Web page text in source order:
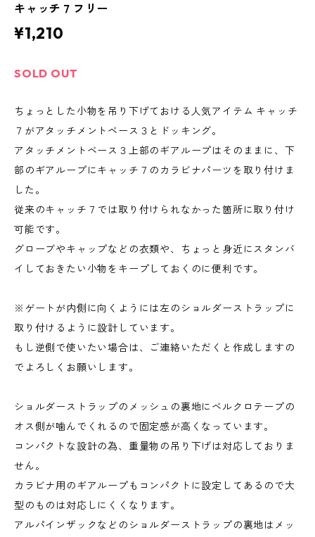
キャッチ７フリー
¥1,210
SOLD OUT
ちょっとした小物を吊り下げておける人気アイテム キャッチ
７がアタッチメントベース３とドッキング。
アタッチメントベース３上部のギアループはそのままに、下
部のギアループにキャッチ７のカラビナパーツを取り付けま
した。
従来のキャッチ７では取り付けられなかった箇所に取り付け
可能です。
グローブやキャップなどの衣類や、ちょっと身近にスタンバ
イしておきたい小物をキープしておくのに便利です。
※ゲートが内側に向くようには左のショルダーストラップに
取り付けるように設計しています。
もし逆側で使いたい場合は、ご連絡いただくと作成しますの
でよろしくお願いします。
ショルダーストラップのメッシュの裏地にベルクロテープの
オス側が噛んでくれるので固定感が高くなっています。
コンパクトな設計の為、重量物の吊り下げは対応しておりま
せん。
カラビナ用のギアループもコンパクトに設定してあるので大
型のものは対応しにくくなります。
アルパインザックなどのショルダーストラップの裏地はメッ